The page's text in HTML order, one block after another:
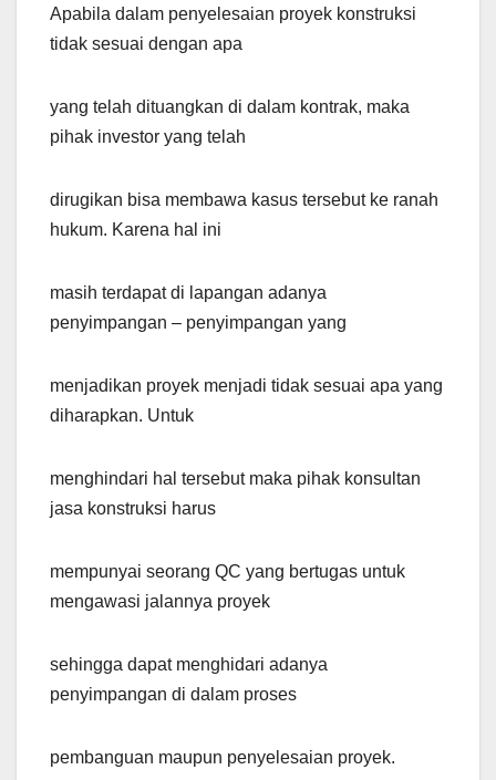
Apabila dalam penyelesaian proyek konstruksi
tidak sesuai dengan apa
yang telah dituangkan di dalam kontrak, maka
pihak investor yang telah
dirugikan bisa membawa kasus tersebut ke ranah
hukum. Karena hal ini
masih terdapat di lapangan adanya
penyimpangan – penyimpangan yang
menjadikan proyek menjadi tidak sesuai apa yang
diharapkan. Untuk
menghindari hal tersebut maka pihak konsultan
jasa konstruksi harus
mempunyai seorang QC yang bertugas untuk
mengawasi jalannya proyek
sehingga dapat menghidari adanya
penyimpangan di dalam proses
pembanguan maupun penyelesaian proyek.